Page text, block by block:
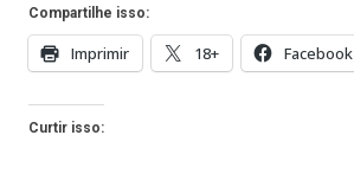
Compartilhe isso:
Imprimir 18+ Facebook
Curtir isso: